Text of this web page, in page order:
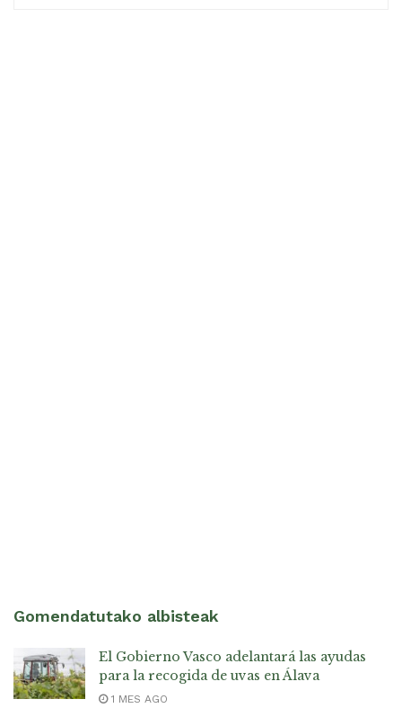
Gomendatutako albisteak
El Gobierno Vasco adelantará las ayudas
para la recogida de uvas en Álava
1 MES AGO